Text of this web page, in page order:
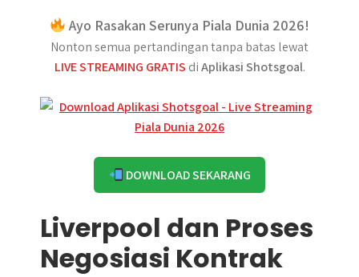
Ayo Rasakan Serunya Piala Dunia 2026!
Nonton semua pertandingan tanpa batas lewat
LIVE STREAMING GRATIS diAplikasi Shotsgoal.
DOWNLOAD SEKARANG
Liverpool dan Proses
Negosiasi Kontrak